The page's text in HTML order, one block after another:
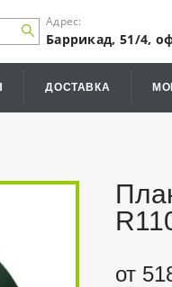
Адрес:
Баррикад, 51/4,
ДОСТАВКА
от